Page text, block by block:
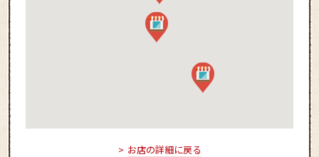
お店の詳細に戻る